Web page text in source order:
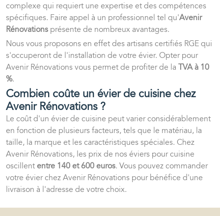
complexe qui requiert une expertise et des compétences
spécifiques. Faire appel à un professionnel tel qu'Avenir
Rénovations présente de nombreux avantages.
Nous vous proposons en effet des artisans certifiés RGE qui
s'occuperont de l'installation de votre évier. Opter pour
Avenir Rénovations vous permet de profiter de la TVA à 10
%.
Combien coûte un évier de cuisine chez
Avenir Rénovations ?
Le coût d'un évier de cuisine peut varier considérablement
en fonction de plusieurs facteurs, tels que le matériau, la
taille, la marque et les caractéristiques spéciales. Chez
Avenir Rénovations, les prix de nos éviers pour cuisine
oscillententre 140 et 600 euros. Vous pouvez commander
votre évier chez Avenir Rénovations pour bénéfice d'une
livraison à l'adresse de votre choix.